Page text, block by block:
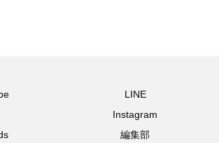
LINE
Instagram
編集部